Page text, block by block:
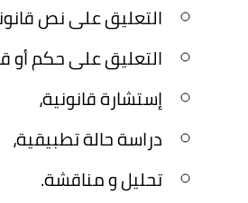
التعليق على نص
التعليق على حكم أو
إستشارة قانونية،
دراسة حالة تطبيقية،
تحليل و مناقشة.